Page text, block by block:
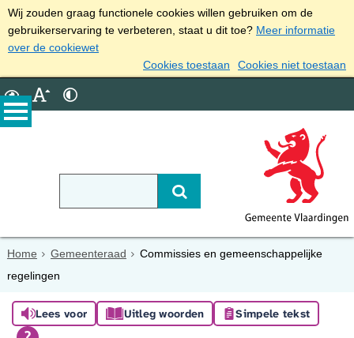
Wij zouden graag functionele cookies willen gebruiken om de
gebruikerservaring te verbeteren, staat u dit toe? Meer informatie
over de cookiewet
Cookies toestaan
Cookies niet toestaan
Home Gemeenteraad
Commissies en gemeenschappelijke
regelingen
Lees voor Uitleg woorden Simpele tekst